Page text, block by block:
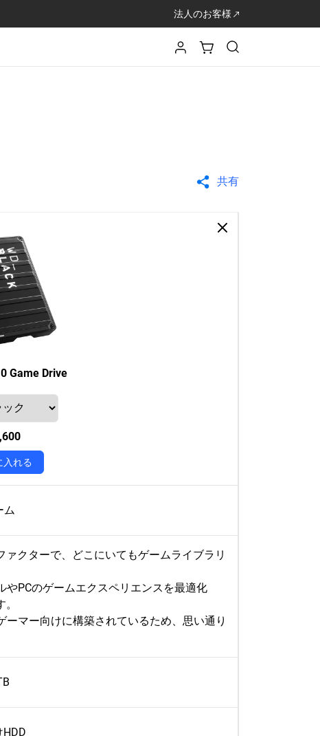
法人のお客様
共有
Game Drive
入れる
ム
クターで、どこにいてもゲームライブラリ
PCのゲームエクスペリエンスを最適化
マー向けに構築されているため、思い通り